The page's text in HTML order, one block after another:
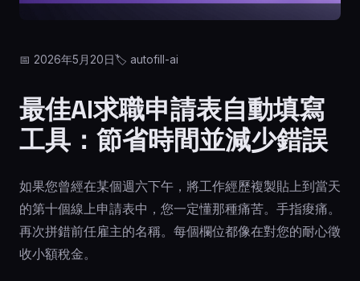
📅 2026年5月20日🏷️ autofill-ai
最佳AI求職申請表自動填寫
工具：節省時間並減少錯誤
如果您曾經在某個週六下午，將工作經歷複製貼上到當天
的第十個線上申請表中，您一定懂那種痛苦。手指痠痛。
再次拼錯前任雇主的名稱。每個欄位都像在對您的耐心徵
收小額稅金。